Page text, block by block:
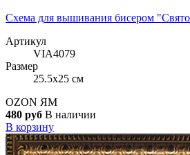
Схема для вышивания бисером
Артикул
VIA4079
Размер
25.5x25 см
OZON ЯМ
480 руб В наличии
В корзину